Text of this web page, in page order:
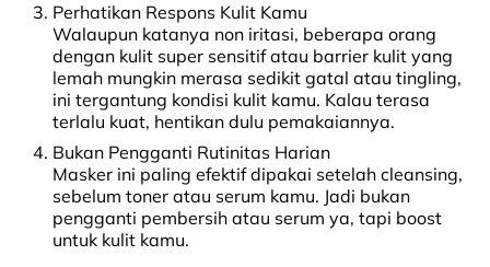
Perhatikan Respons Kulit Kamu
Walaupun katanya non iritasi, beberapa orang
dengan kulit super sensitif atau barrier kulit yang
lemah mungkin merasa sedikit gatal atau tingling,
ini tergantung kondisi kulit kamu. Kalau terasa
terlalu kuat, hentikan dulu pemakaiannya.
Bukan Pengganti Rutinitas Harian
Masker ini paling efektif dipakai setelah cleansing,
sebelum toner atau serum kamu. Jadi bukan
pengganti pembersih atau serum ya, tapi boost
untuk kulit kamu.